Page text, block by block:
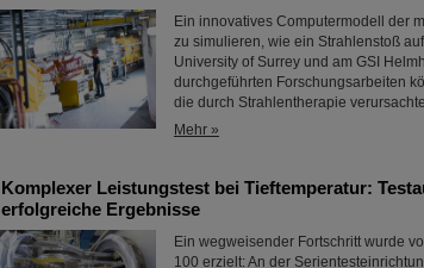
Ein innovatives Computermodell der
zu simulieren, wie ein Strahlenstoß
University of Surrey und am GSI
durchgeführten Forschungsarbeiten
die durch Strahlentherapie
Mehr »
Komplexer Leistungstest bei Tieftemperatur:
erfolgreiche Ergebnisse
Ein wegweisender Fortschritt wurde
100 erzielt: An der